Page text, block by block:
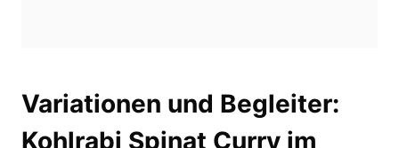
Variationen und Begleiter:
Kohlrabi Spinat Curry im